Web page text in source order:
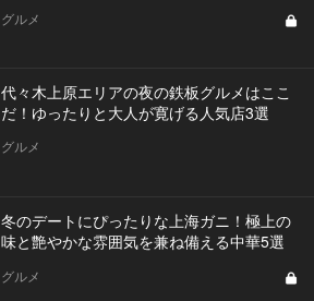
グルメ
代々木上原エリアの夜の鉄板グルメはここ
だ！ゆったりと大人が寛げる人気店3選
グルメ
冬のデートにぴったりな上海ガニ！極上の
味と艶やかな雰囲気を兼ね備える中華5選
グルメ